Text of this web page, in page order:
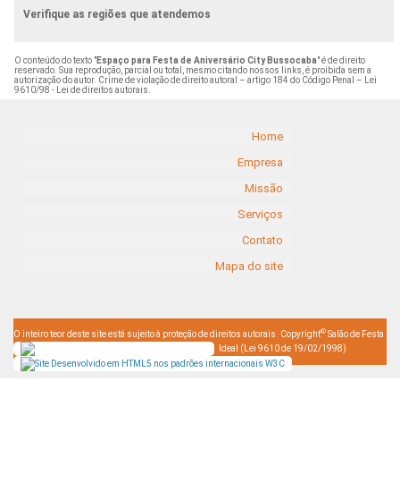
Verifique as regiões que atendemos
O conteúdo do texto "Espaço para Festa de Aniversário City Bussocaba" é de direito
reservado. Sua reprodução, parcial ou total, mesmo citando nossos links, é proibida sem a
autorização do autor. Crime de violação de direito autoral – artigo 184 do Código Penal – Lei
9610/98 - Lei de direitos autorais.
Home
Empresa
Missão
Serviços
Contato
Mapa do site
O inteiro teor deste site está sujeito à proteção de direitos autorais. Copyright© Salão de Festa
Ideal (Lei 9610 de 19/02/1998)